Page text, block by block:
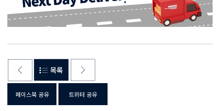
페이스북 공유 트위터 공유